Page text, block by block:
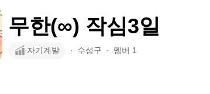
무한(∞) 작심3일
자기계발 ∙ 수성구 ∙ 멤버 1